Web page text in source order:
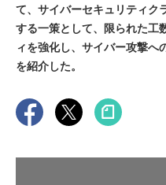
て、サイバーセキュリティク
する一策として、限られた工
ィを強化し、サイバー攻撃
を紹介した。